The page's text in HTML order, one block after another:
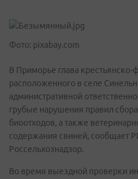
Фото: pixabay.com
В Приморье глава крестьянско-
расположенного в селе
административной
грубые нарушения правил
биоотходов, а также
содержания свиней, сообщает
Россельхознадзор.
Во время выездной проверки